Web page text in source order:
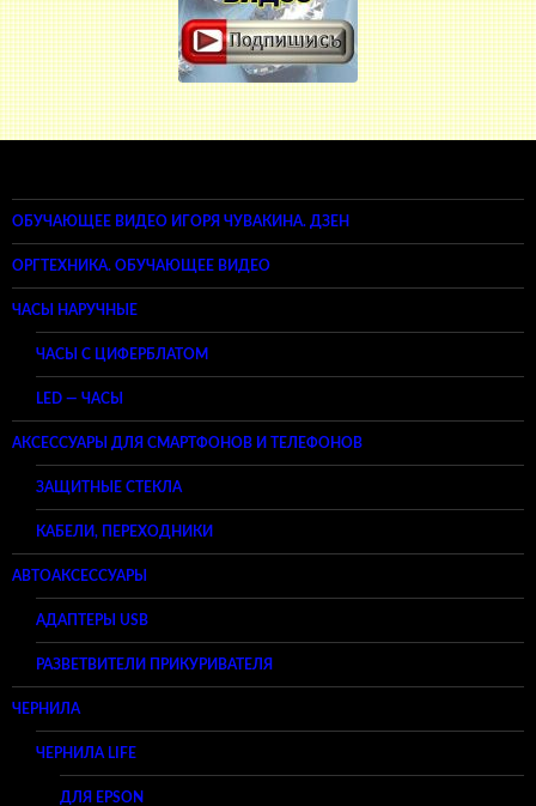
ОБУЧАЮЩЕЕ ВИДЕО ИГОРЯ ЧУВАКИНА. ДЗЕН
ОРГТЕХНИКА. ОБУЧАЮЩЕЕ ВИДЕО
ЧАСЫ НАРУЧНЫЕ
ЧАСЫ С ЦИФЕРБЛАТОМ
LED — ЧАСЫ
АКСЕССУАРЫ ДЛЯ СМАРТФОНОВ И ТЕЛЕФОНОВ
ЗАЩИТНЫЕ СТЕКЛА
КАБЕЛИ, ПЕРЕХОДНИКИ
АВТОАКСЕССУАРЫ
АДАПТЕРЫ USB
РАЗВЕТВИТЕЛИ ПРИКУРИВАТЕЛЯ
ЧЕРНИЛА
ЧЕРНИЛА LIFE
ДЛЯ EPSON